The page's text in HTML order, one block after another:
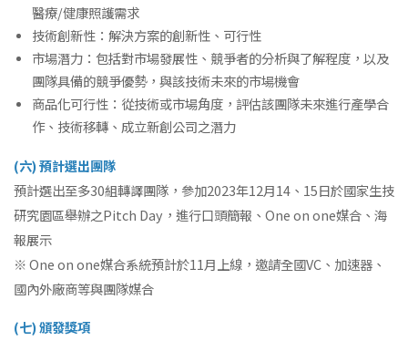
醫療/健康照護需求
技術創新性：解決方案的創新性、可行性
市場潛力：包括對市場發展性、競爭者的分析與了解程度，以及
團隊具備的競爭優勢，與該技術未來的市場機會
商品化可行性：從技術或市場角度，評估該團隊未來進行產學合
作、技術移轉、成立新創公司之潛力
(六) 預計選出團隊
預計選出至多30組轉譯團隊，參加2023年12月14、15日於國家生技
研究園區舉辦之Pitch Day，進行口頭簡報、One on one媒合、海
報展示
※ One on one媒合系統預計於11月上線，邀請全國VC、加速器、
國內外廠商等與團隊媒合
(七) 頒發獎項